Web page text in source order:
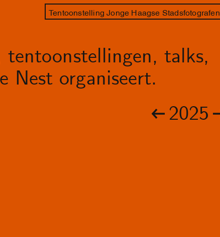
Tentoonstelling Jonge Haagse Stadsfotografen
talks,
Nest organiseert.
2025